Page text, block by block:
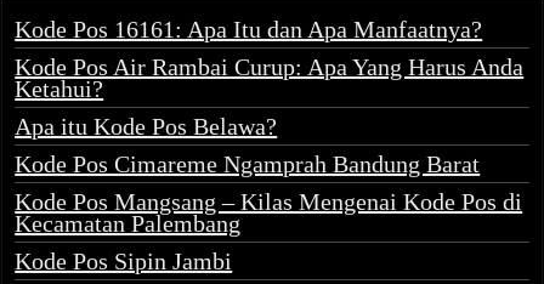
Kode Pos 16161: Apa Itu dan Apa Manfaatnya?
Kode Pos Air Rambai Curup: Apa Yang Harus Anda
Ketahui?
Apa itu Kode Pos Belawa?
Kode Pos Cimareme Ngamprah Bandung Barat
Kode Pos Mangsang – Kilas Mengenai Kode Pos di
Kecamatan Palembang
Kode Pos Sipin Jambi